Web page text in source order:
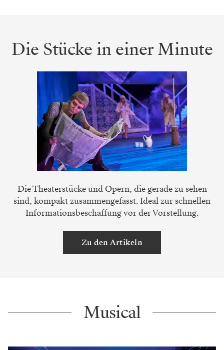
Die Stücke in einer Minute
Die Theaterstücke und Opern, die gerade zu sehen
sind, kompakt zusammengefasst. Ideal zur schnellen
Informationsbeschaffung vor der Vorstellung.
Zu den Artikeln
Musical